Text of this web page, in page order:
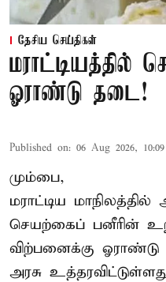
தேசிய செய்திகள்
மராட்டியத்தில்
ஓராண்டு தடை!
Published on: 06 Aug 2026,
மும்பை,
மராட்டிய
செயற்கைப் பனீரின்
விற்பனைக்கு ஓராண்டு
அரசு